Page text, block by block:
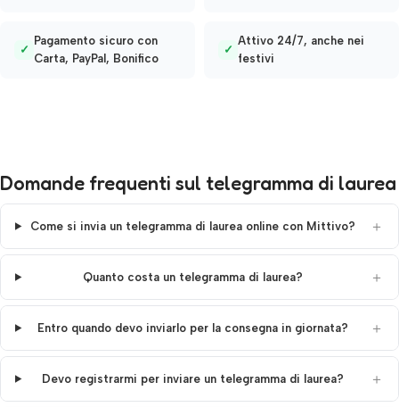
✓
Pagamento sicuro con
Carta, PayPal, Bonifico
✓
Attivo 24/7, anche nei
festivi
Domande frequenti sul telegramma di laurea
Come si invia un telegramma di laurea online con Mittivo?
Quanto costa un telegramma di laurea?
Entro quando devo inviarlo per la consegna in giornata?
Devo registrarmi per inviare un telegramma di laurea?